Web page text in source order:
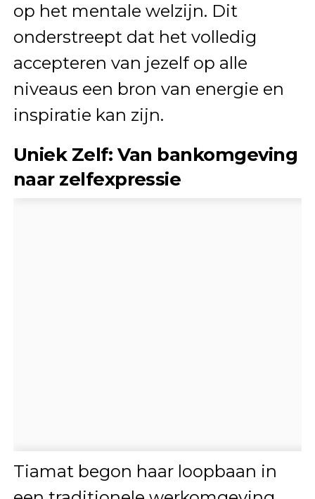
op het mentale welzijn. Dit
onderstreept dat het volledig
accepteren van jezelf op alle
niveaus een bron van energie en
inspiratie kan zijn.
Uniek Zelf: Van bankomgeving
naar zelfexpressie
Tiamat begon haar loopbaan in